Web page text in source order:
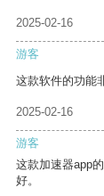
2025-02-16
游客
这款软件的功能
2025-02-16
游客
这款加速器app
好。